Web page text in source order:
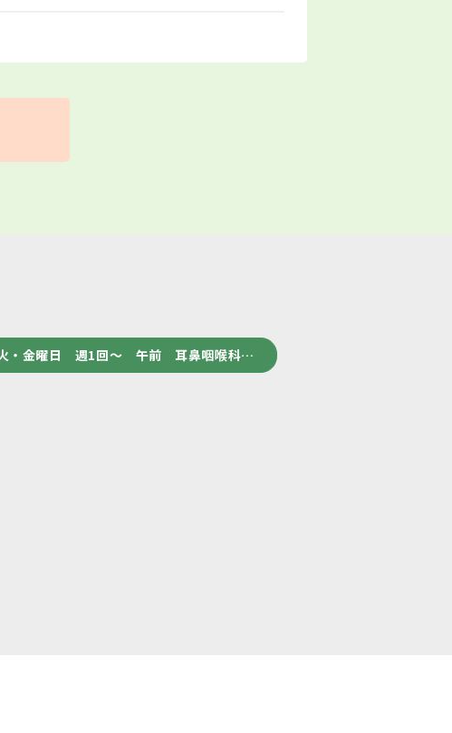
火・金曜日 週1回～ 午前 耳鼻咽喉科…